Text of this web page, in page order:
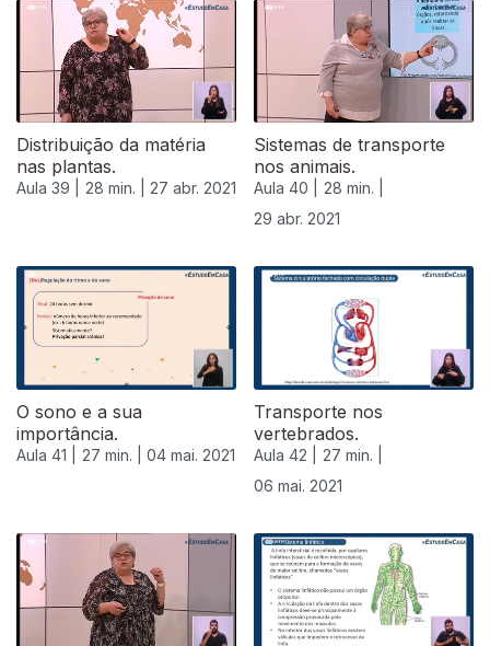
Distribuição da matéria
nas plantas.
Aula 39 | 28 min. | 27 abr. 2021
Sistemas de transporte
nos animais.
Aula 40 |
28 min. |
29 abr. 2021
O sono e a sua
importância.
Aula 41 | 27 min. | 04 mai. 2021
Transporte nos
vertebrados.
Aula 42 |
27 min. |
06 mai. 2021